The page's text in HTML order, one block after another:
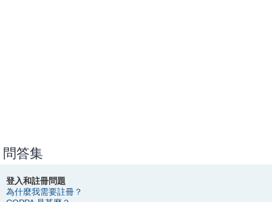
問答集
登入和註冊問題
為什麼我需要註冊？